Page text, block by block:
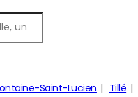
Saint-Lucien Tillé